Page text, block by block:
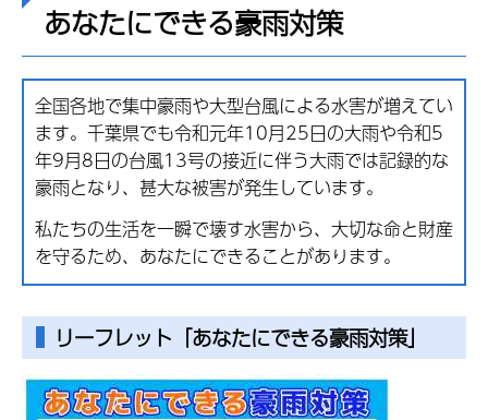
あなたにできる豪雨対策
全国各地で集中豪雨や大型台風による水害が増えてい
ます。千葉県でも令和元年10月25日の大雨や令和5
年9月8日の台風13号の接近に伴う大雨では記録的な
豪雨となり、甚大な被害が発生しています。
私たちの生活を一瞬で壊す水害から、大切な命と財産
を守るため、あなたにできることがあります。
リーフレット「あなたにできる豪雨対策」